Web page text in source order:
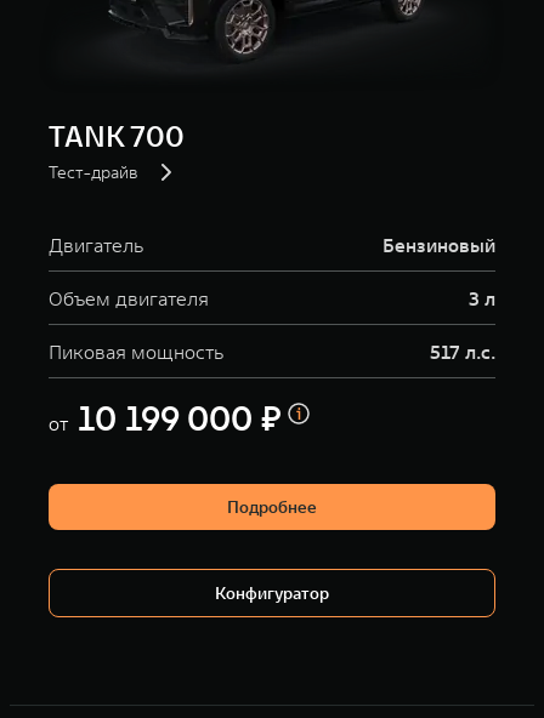
TANK 700
Тест-драйв
Двигатель Бензиновый
Объем двигателя 3 л
Пиковая мощность 517 л.с.
от 10 199 000 ₽
Подробнее
Конфигуратор